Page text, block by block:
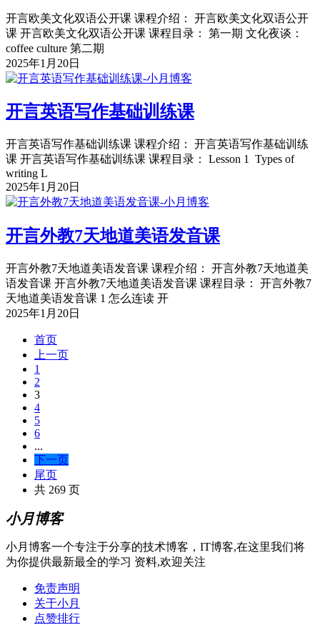
开言欧美文化双语公开课 课程介绍： 开言欧美文化双语公开
课 开言欧美文化双语公开课 课程目录： 第一期 文化夜谈：
coffee culture 第二期
2025年1月20日
开言英语写作基础训练课
开言英语写作基础训练课 课程介绍： 开言英语写作基础训练
课 开言英语写作基础训练课 课程目录： Lesson 1 Types of
writing L
2025年1月20日
开言外教7天地道美语发音课
开言外教7天地道美语发音课 课程介绍： 开言外教7天地道美
语发音课 开言外教7天地道美语发音课 课程目录： 开言外教7
天地道美语发音课 1 怎么连读 开
2025年1月20日
首页
上一页
1
2
3
4
5
6
...
下一页
尾页
共 269 页
小月博客
小月博客一个专注于分享的技术博客，IT博客,在这里我们将
为你提供最新最全的学习 资料,欢迎关注
免责声明
关于小月
点赞排行